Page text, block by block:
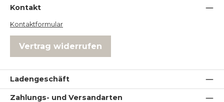
Kontakt
Kontaktformular
Vertrag widerrufen
Ladengeschäft
Zahlungs- und Versandarten